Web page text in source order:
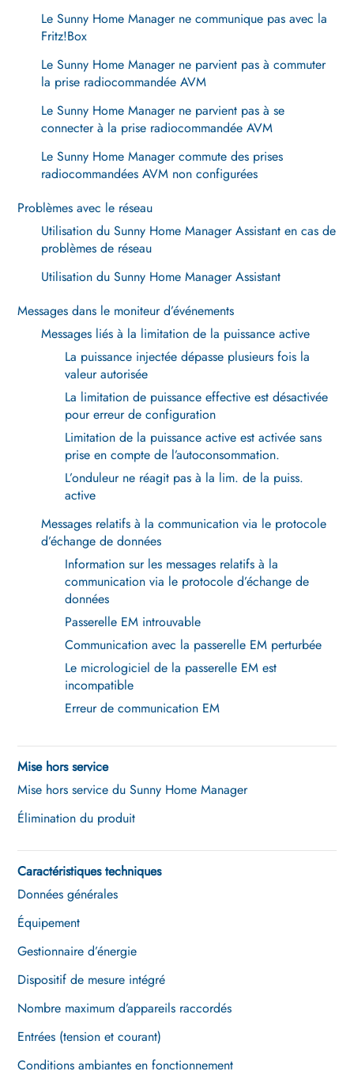
Le Sunny Home Manager ne communique pas avec la
Fritz!Box
Le Sunny Home Manager ne parvient pas à commuter
la prise radiocommandée AVM
Le Sunny Home Manager ne parvient pas à se
connecter à la prise radiocommandée AVM
Le Sunny Home Manager commute des prises
radiocommandées AVM non configurées
Problèmes avec le réseau
Utilisation du Sunny Home Manager Assistant en cas de
problèmes de réseau
Utilisation du Sunny Home Manager Assistant
Messages dans le moniteur d’événements
Messages liés à la limitation de la puissance active
La puissance injectée dépasse plusieurs fois la
valeur autorisée
La limitation de puissance effective est désactivée
pour erreur de configuration
Limitation de la puissance active est activée sans
prise en compte de l’autoconsommation.
L’onduleur ne réagit pas à la lim. de la puiss.
active
Messages relatifs à la communication via le protocole
d’échange de données
Information sur les messages relatifs à la
communication via le protocole d’échange de
données
Passerelle EM introuvable
Communication avec la passerelle EM perturbée
Le micrologiciel de la passerelle EM est
incompatible
Erreur de communication EM
Mise hors service
Mise hors service du Sunny Home Manager
Élimination du produit
Caractéristiques techniques
Données générales
Équipement
Gestionnaire d’énergie
Dispositif de mesure intégré
Nombre maximum d’appareils raccordés
Entrées (tension et courant)
Conditions ambiantes en fonctionnement